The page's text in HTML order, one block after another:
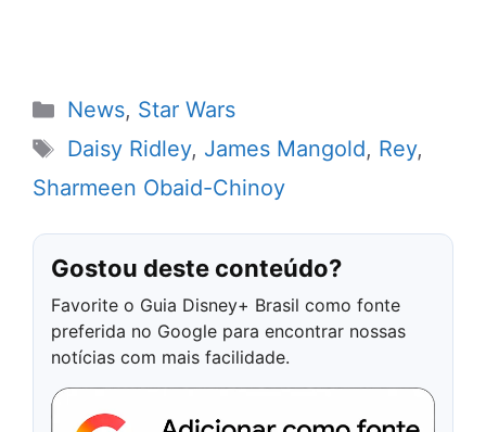
Categorias
News, Star Wars
Tags
Daisy Ridley, James Mangold, Rey,
Sharmeen Obaid-Chinoy
Gostou deste conteúdo?
Favorite o Guia Disney+ Brasil como fonte
preferida no Google para encontrar nossas
notícias com mais facilidade.